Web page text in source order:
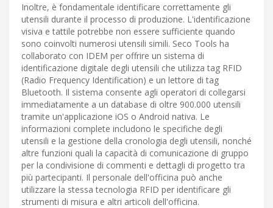
Inoltre, è fondamentale identificare correttamente gli
utensili durante il processo di produzione. L'identificazione
visiva e tattile potrebbe non essere sufficiente quando
sono coinvolti numerosi utensili simili. Seco Tools ha
collaborato con IDEM per offrire un sistema di
identificazione digitale degli utensili che utilizza tag RFID
(Radio Frequency Identification) e un lettore di tag
Bluetooth. Il sistema consente agli operatori di collegarsi
immediatamente a un database di oltre 900.000 utensili
tramite un'applicazione iOS o Android nativa. Le
informazioni complete includono le specifiche degli
utensili e la gestione della cronologia degli utensili, nonché
altre funzioni quali la capacità di comunicazione di gruppo
per la condivisione di commenti e dettagli di progetto tra
più partecipanti. Il personale dell'officina può anche
utilizzare la stessa tecnologia RFID per identificare gli
strumenti di misura e altri articoli dell'officina.